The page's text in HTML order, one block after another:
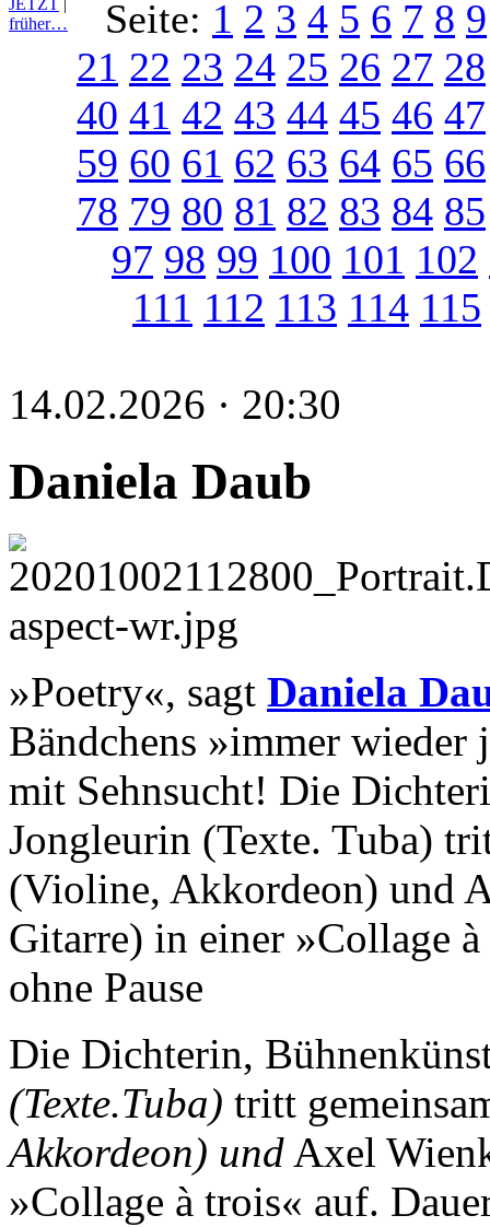
früher…
Seite: 1 2 3 4 5 6 7 8 9
21 22 23 24 25 26 27 28
40 41 42 43 44 45 46 47
59 60 61 62 63 64 65 66
78 79 80 81 82 83 84 85
97 98 99 100 101 102
111 112 113 114 115
14.02.2026 · 20:30
Daniela Daub
»Poetry«, sagt Daniela
Bändchens »immer wieder
mit Sehnsucht! Die
Jongleurin (Texte. Tuba)
(Violine, Akkordeon) und
Gitarre) in einer »Collage
ohne Pause
Die Dichterin,
(Texte.Tuba) tritt
Akkordeon) und Axel
»Collage à trois« auf.